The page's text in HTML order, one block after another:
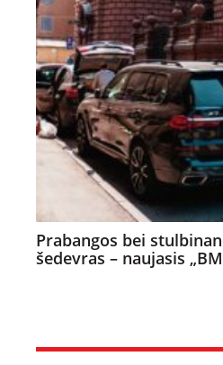
Prabangos bei
šedevras – naujasis